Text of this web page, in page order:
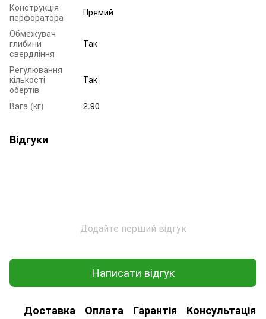
Конструкція
перфоратора
Прямий
Обмежувач
глибини
свердління
Так
Регулювання
кількості
обертів
Так
Вага (кг) 2.90
Відгуки
Додайте перший відгук
Написати відгук
Доставка Оплата Гарантія Консультація